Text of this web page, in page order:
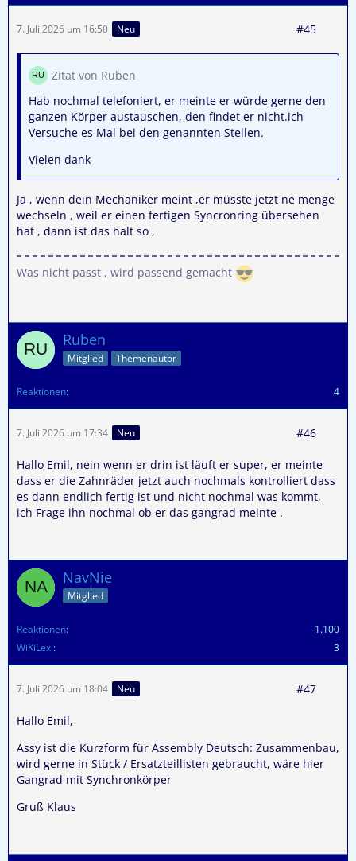
7. Juli 2026 um 16:50 Neu #45
Zitat von Ruben
Hab nochmal telefoniert, er meinte er würde gerne den
ganzen Körper austauschen, den findet er nicht.ich
Versuche es Mal bei den genannten Stellen.
Vielen dank
Ja , wenn dein Mechaniker meint ,er müsste jetzt ne menge
wechseln , weil er einen fertigen Syncronring übersehen
hat , dann ist das halt so ,
Was nicht passt , wird passend gemacht
Ruben
Mitglied Themenautor
Reaktionen 4
7. Juli 2026 um 17:34 Neu #46
Hallo Emil, nein wenn er drin ist läuft er super, er meinte
dass er die Zahnräder jetzt auch nochmals kontrolliert dass
es dann endlich fertig ist und nicht nochmal was kommt,
ich Frage ihn nochmal ob er das gangrad meinte .
NavNie
Mitglied
Reaktionen
1.100
WiKiLexi
3
7. Juli 2026 um 18:04 Neu #47
Hallo Emil,
Assy ist die Kurzform für Assembly Deutsch: Zusammenbau,
wird gerne in Stück / Ersatzteillisten gebraucht, wäre hier
Gangrad mit Synchronkörper
Gruß Klaus